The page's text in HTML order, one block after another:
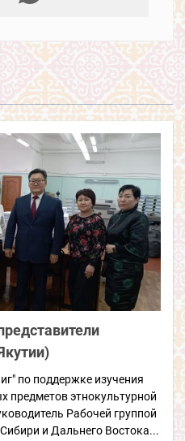
)
по поддержке изучения
предметов этнокультурной
Рабочей группой
и Дальнего Востока...